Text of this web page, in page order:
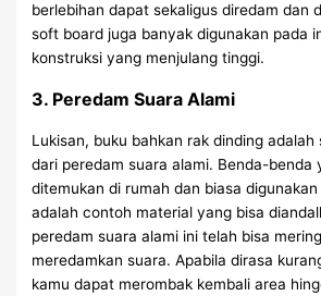
berlebihan dapat sekaligus diredam dan
soft board juga banyak digunakan pada
konstruksi yang menjulang tinggi.
3. Peredam Suara Alami
Lukisan, buku bahkan rak dinding
dari peredam suara alami. Benda-benda
ditemukan di rumah dan biasa
adalah contoh material yang bisa
peredam suara alami ini telah bisa
meredamkan suara. Apabila dirasa
kamu dapat merombak kembali area